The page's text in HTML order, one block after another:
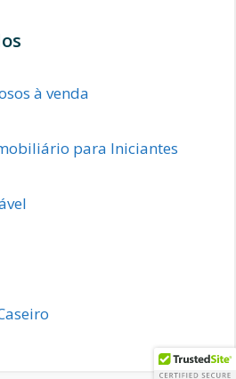
à venda
para Iniciantes